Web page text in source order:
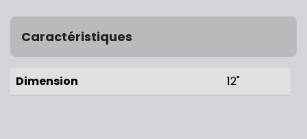
Caractéristiques
Dimension 12"